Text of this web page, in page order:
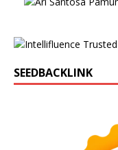
SEEDBACKLINK